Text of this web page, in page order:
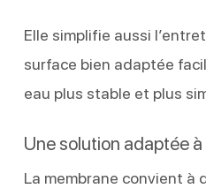
Elle simplifie aussi
surface bien adaptée
eau plus stable et plus
Une solution adaptée
La membrane convient à